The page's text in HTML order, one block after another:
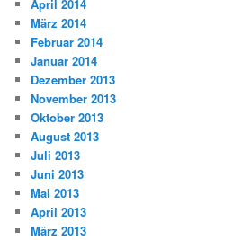
April 2014
März 2014
Februar 2014
Januar 2014
Dezember 2013
November 2013
Oktober 2013
August 2013
Juli 2013
Juni 2013
Mai 2013
April 2013
März 2013